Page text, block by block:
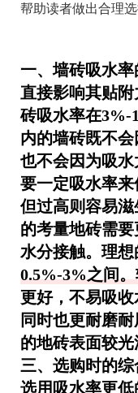
帮助读者做出合理选
一、墙砖吸水
直接影响其贴
砖吸水率在3%-
内的墙砖既不会
也不会因为吸
要一定吸水率来
但过高则容易
的考量地砖需
水分接触。理
0.5%-3%之间
更好，不易吸收
同时也更耐磨
的地砖表面较
三、选购时的综
选用吸水率更